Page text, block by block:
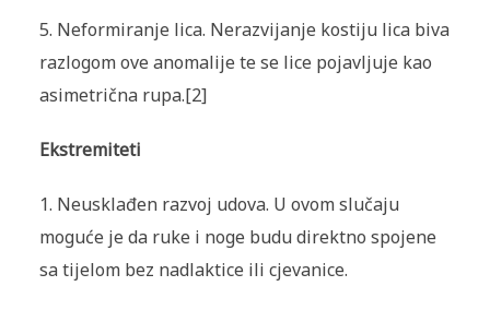
5. Neformiranje lica. Nerazvijanje kostiju lica biva
razlogom ove anomalije te se lice pojavljuje kao
asimetrična rupa.[2]
Ekstremiteti
1. Neusklađen razvoj udova. U ovom slučaju
moguće je da ruke i noge budu direktno spojene
sa tijelom bez nadlaktice ili cjevanice.